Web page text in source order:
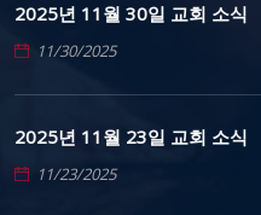
2025년 11월 30일 교회 소식
11/30/2025
2025년 11월 23일 교회 소식
11/23/2025